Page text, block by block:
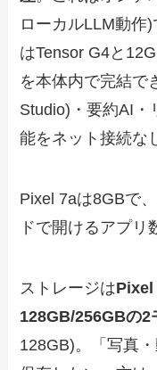
ローカルLLM動作
はTensor G4と
を本体内で完結で
Studio)・要約AI・
能をネット接続な
Pixel 7aは8GBで
ドで開けるアプリ
ストレージはPixel
128GB/256GBの2
128GB)。「写真